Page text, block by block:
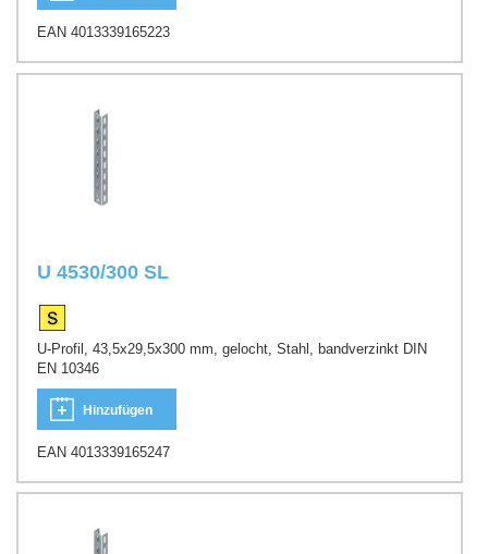
EAN 4013339165223
U 4530/300 SL
U-Profil, 43,5x29,5x300 mm, gelocht, Stahl, bandverzinkt DIN
EN 10346
Hinzufügen
EAN 4013339165247